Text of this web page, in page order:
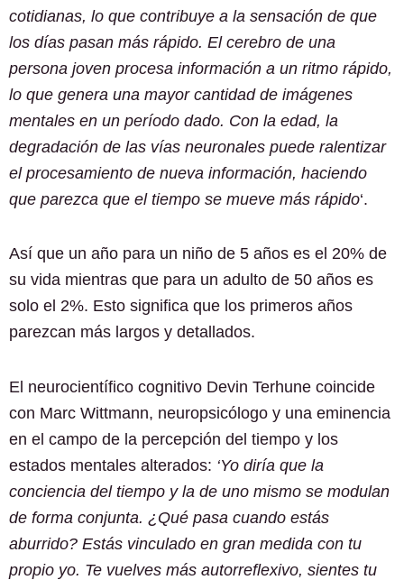
cotidianas, lo que contribuye a la sensación de que
los días pasan más rápido. El cerebro de una
persona joven procesa información a un ritmo rápido,
lo que genera una mayor cantidad de imágenes
mentales en un período dado. Con la edad, la
degradación de las vías neuronales puede ralentizar
el procesamiento de nueva información, haciendo
que parezca que el tiempo se mueve más rápido‘.
Así que un año para un niño de 5 años es el 20% de
su vida mientras que para un adulto de 50 años es
solo el 2%. Esto significa que los primeros años
parezcan más largos y detallados.
El neurocientífico cognitivo Devin Terhune coincide
con Marc Wittmann, neuropsicólogo y una eminencia
en el campo de la percepción del tiempo y los
estados mentales alterados: ‘Yo diría que la
conciencia del tiempo y la de uno mismo se modulan
de forma conjunta. ¿Qué pasa cuando estás
aburrido? Estás vinculado en gran medida con tu
propio yo. Te vuelves más autorreflexivo, sientes tu